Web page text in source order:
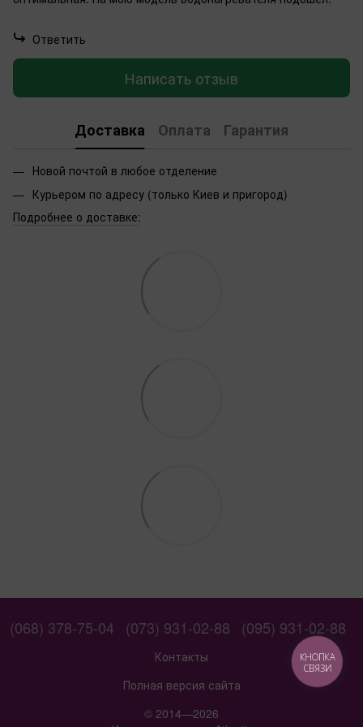
Ответить
Написать отзыв
Доставка Оплата Гарантия
Новой почтой в любое отделение
Курьером по адресу (только Киев и пригород)
Подробнее о доставке:
(068) 378-75-04 (073) 931-02-88 (095) 931-02-88
Контакты
Полная версия сайта
© 2014—2026
КНОПКА
СВЯЗИ